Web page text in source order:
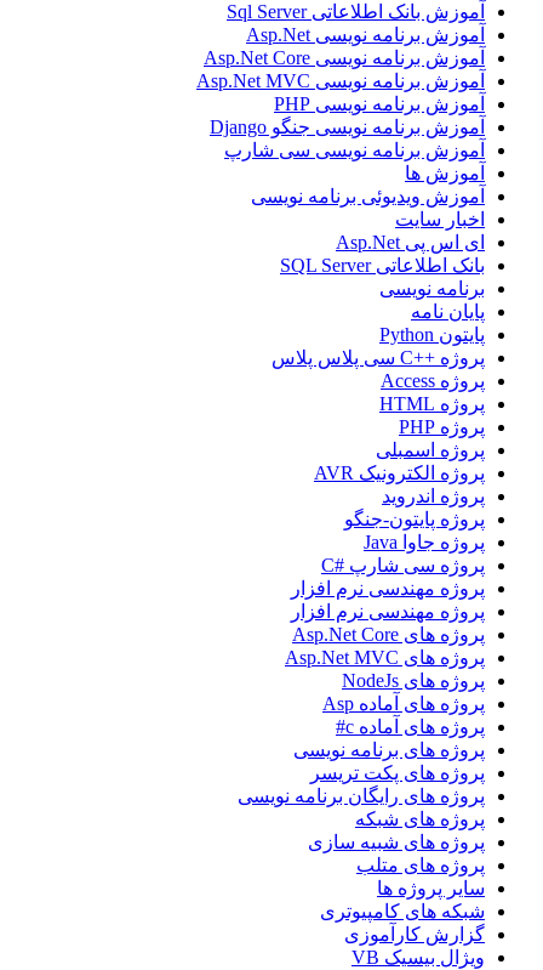
آموزش بانک اطلاعاتی Sql Server
آموزش برنامه نویسی Asp.Net
آموزش برنامه نویسی Asp.Net Core
آموزش برنامه نویسی Asp.Net MVC
آموزش برنامه نویسی PHP
آموزش برنامه نویسی جنگو Django
آموزش برنامه نویسی سی شارپ
آموزش ها
آموزش ویدیوئی برنامه نویسی
اخبار سایت
ای اس پی Asp.Net
بانک اطلاعاتی SQL Server
برنامه نویسی
پایان نامه
پایتون Python
پروژه ++C سی پلاس پلاس
پروژه Access
پروژه HTML
پروژه PHP
پروژه اسمبلی
پروژه الکترونیک AVR
پروژه اندروید
پروژه پایتون-جنگو
پروژه جاوا Java
پروژه سی شارپ #C
پروژه مهندسی نرم افزار
پروژه مهندسی نرم افزار
پروژه های Asp.Net Core
پروژه های Asp.Net MVC
پروژه های NodeJs
پروژه های آماده Asp
پروژه های آماده c#
پروژه های برنامه نویسی
پروژه های پکت تریسر
پروژه های رایگان برنامه نویسی
پروژه های شبکه
پروژه های شبیه سازی
پروژه های متلب
سایر پروژه ها
شبکه های کامپیوتری
گزارش کارآموزی
ویژال بیسیک VB